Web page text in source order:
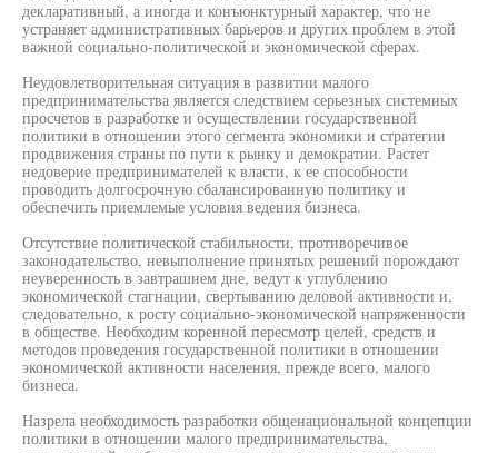
декларативный, а иногда и конъюнктурный характер, что не
устраняет административных барьеров и других проблем в этой
важной социально-политической и экономической сферах.
Неудовлетворительная ситуация в развитии малого
предпринимательства является следствием серьезных системных
просчетов в разработке и осуществлении государственной
политики в отношении этого сегмента экономики и стратегии
продвижения страны по пути к рынку и демократии. Растет
недоверие предпринимателей к власти, к ее способности
проводить долгосрочную сбалансированную политику и
обеспечить приемлемые условия ведения бизнеса.
Отсутствие политической стабильности, противоречивое
законодательство, невыполнение принятых решений порождают
неуверенность в завтрашнем дне, ведут к углублению
экономической стагнации, свертыванию деловой активности и,
следовательно, к росту социально-экономической напряженности
в обществе. Необходим коренной пересмотр целей, средств и
методов проведения государственной политики в отношении
экономической активности населения, прежде всего, малого
бизнеса.
Назрела необходимость разработки общенациональной концепции
политики в отношении малого предпринимательства,